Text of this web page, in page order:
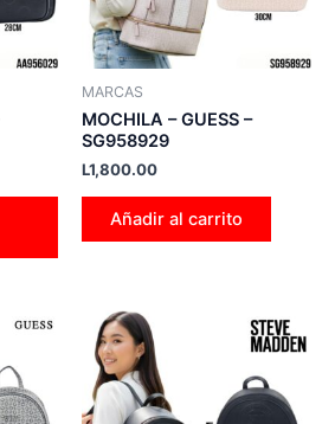
opciones
elegir
página
MARCAS
MOCHILA – GUESS –
SG958929
L1,800.00
Añadir al carrito